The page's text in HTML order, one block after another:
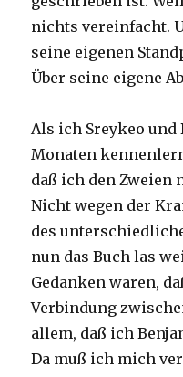
nichts vereinfacht.
seine eigenen
Über seine eigene
Als ich Sreykeo
Monaten
daß ich den Zweien
Nicht wegen der
des
nun das Buch las
Gedanken waren,
Verbindung
allem, daß ich
Da muß ich mich